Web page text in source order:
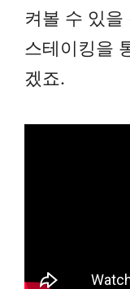
켜볼 수 있을
스테이킹을
겠죠.